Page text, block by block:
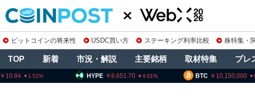
ビットコインの将来性 USDC買い方 ステーキング利率比較 株特集・
TOP 新着 市況・解説 主要銘柄 取材特集 プレ
BTC 10,150,000 0.06
HYPE 8,651.70 4.01